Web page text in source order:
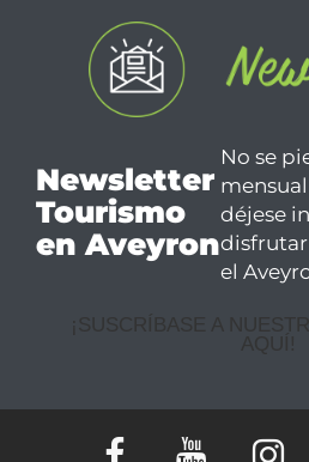
Newsletter
Tourismo
en Aveyron
No se
déjese
disfrutar
el
¡SUSCRÍBASE A
AQUÍ!